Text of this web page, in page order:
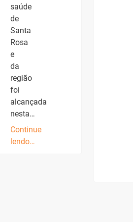
saúde
de
Santa
Rosa
e
da
região
foi
alcançada
nesta…
Continue
lendo…